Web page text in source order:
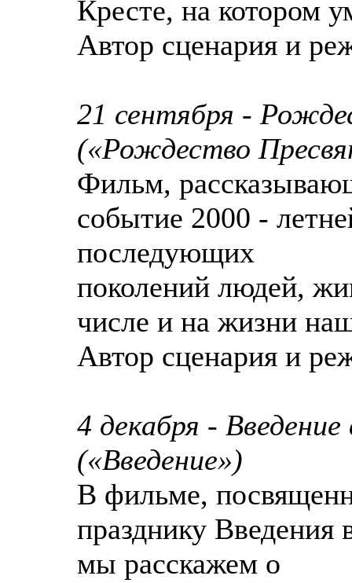
Кресте, на котором
Автор сценария и
21 сентября -
(«Рождество
Фильм,
событие 2000 -
последующих
поколений людей,
числе и на жизни
Автор сценария и
4 декабря -
(«Введение»)
В фильме,
празднику
мы расскажем о